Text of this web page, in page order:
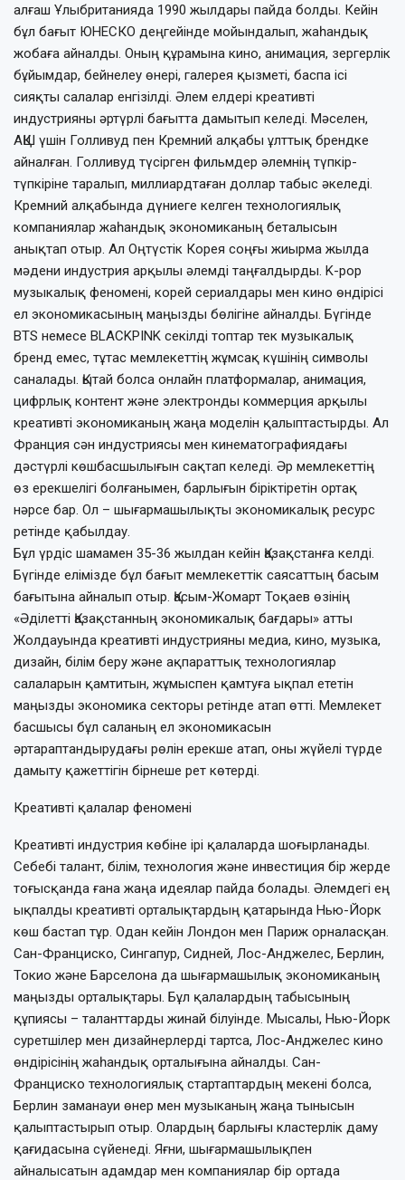
алғаш Ұлыбританияда 1990 жылдары пайда болды. Кейін
бұл бағыт ЮНЕСКО деңгейінде мойындалып, жаһандық
жобаға айналды. Оның құрамына кино, анимация, зергерлік
бұйымдар, бейнелеу өнері, галерея қызметі, баспа ісі
сияқты салалар енгізілді. Әлем елдері креативті
индустрияны әртүрлі бағытта дамытып келеді. Мәселен,
АҚШ үшін Голливуд пен Кремний алқабы ұлттық брендке
айналған. Голливуд түсірген фильм­дер әлемнің түпкір-
түпкіріне таралып, миллиардтаған доллар табыс әкеледі.
Крем­ний алқабында дүниеге келген техноло­гиялық
компаниялар жаһандық экономи­каның беталысын
анықтап отыр. Ал Оң­түстік Корея соңғы жиырма жылда
мәдени индустрия арқылы әлемді таңғалдырды. K-pop
музыкалық феномені, корей сериал­дары мен кино өндірісі
ел экономикасының маңызды бөлігіне айналды. Бүгінде
BTS немесе BLACKPINK секілді топтар тек музыкалық
бренд емес, тұтас мемлекеттің жұмсақ күшінің символы
саналады. Қытай болса онлайн платформалар, анимация,
цифрлық контент және электронды ком­мерция арқылы
креативті экономиканың жаңа моделін қалыптастырды. Ал
Франция сән индустриясы мен кинематографиядағы
дәстүрлі көшбасшылығын сақтап келеді. Әр мемлекеттің
өз ерекшелігі болғанымен, бар­лығын біріктіретін ортақ
нәрсе бар. Ол – шығармашылықты экономикалық ресурс
ретінде қабылдау.
Бұл үрдіс шамамен 35-36 жылдан кейін Қазақстанға келді.
Бүгінде елімізде бұл бағыт мемлекеттік саясаттың басым
бағытына айналып отыр. Қасым-Жомарт Тоқаев өзінің
«Әділетті Қазақстанның эко­номикалық бағдары» атты
Жолдауында креативті индустрияны медиа, кино, музыка,
дизайн, білім беру және ақпараттық технологиялар
салаларын қамтитын, жұ­мыспен қамтуға ықпал ететін
маңызды эко­номика секторы ретінде атап өтті. Мемлекет
басшысы бұл саланың ел эконо­микасын
әртараптандырудағы рөлін ерек­ше атап, оны жүйелі түрде
дамыту қажет­тігін бірнеше рет көтерді.
Креативті қалалар феномені
Креативті индустрия көбіне ірі қала­ларда шоғырланады.
Себебі талант, білім, технология және инвестиция бір жерде
тоғысқанда ғана жаңа идеялар пайда бола­ды. Әлемдегі ең
ықпалды креативті орта­лықтардың қатарында Нью-Йорк
көш бастап тұр. Одан кейін Лондон мен Париж орналасқан.
Сан-Франциско, Сингапур, Сидней, Лос-Анджелес, Берлин,
Токио және Барселона да шығармашылық экономи­каның
маңызды орталықтары. Бұл қала­лардың табысының
құпиясы – таланттарды жинай білуінде. Мысалы, Нью-Йорк
сурет­шілер мен дизайнерлерді тартса, Лос-Анд­же­лес кино
өндірісінің жаһандық орта­лығына айналды. Сан-
Франциско техно­логиялық стартаптардың мекені болса,
Берлин заманауи өнер мен музыка­ның жаңа тынысын
қалыптастырып отыр. Олар­дың барлығы кластерлік даму
қағидасына сүйенеді. Яғни, шығармашылықпен
айналысатын адамдар мен компаниялар бір ортада